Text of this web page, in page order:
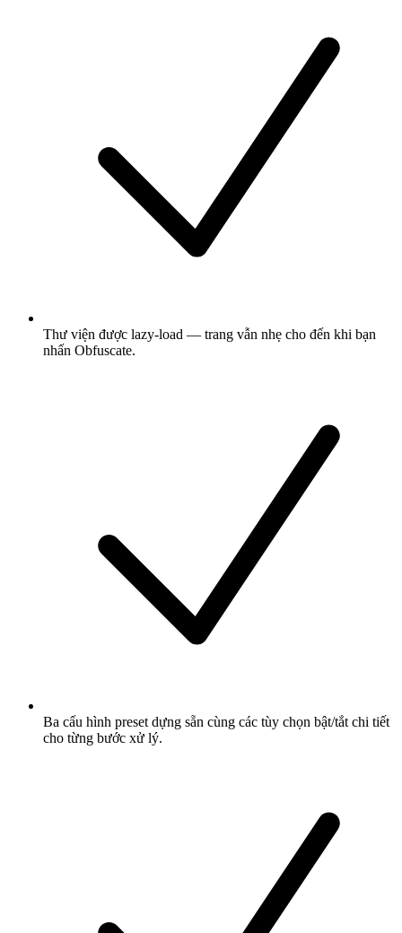
Thư viện được lazy-load — trang vẫn nhẹ cho đến khi bạn
nhấn Obfuscate.
Ba cấu hình preset dựng sẵn cùng các tùy chọn bật/tắt chi tiết
cho từng bước xử lý.